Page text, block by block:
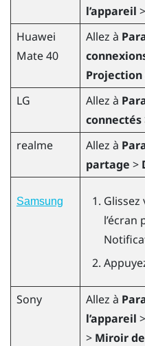
l’appareil >
Huawei
Mate 40
Allez à
Projection
LG
Allez à
connectés
realme
Allez à
partage >
Samsung
Sony Allez à
l’appareil >
> Miroir de